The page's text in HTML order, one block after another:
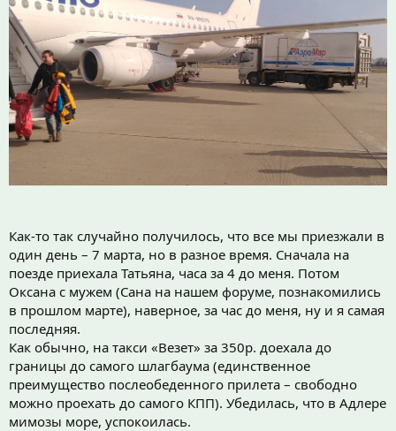
Как-то так случайно получилось, что все мы приезжали в
один день – 7 марта, но в разное время. Сначала на
поезде приехала Татьяна, часа за 4 до меня. Потом
Оксана с мужем (Сана на нашем форуме, познакомились
в прошлом марте), наверное, за час до меня, ну и я самая
последняя.
Как обычно, на такси «Везет» за 350р. доехала до
границы до самого шлагбаума (единственное
преимущество послеобеденного прилета – свободно
можно проехать до самого КПП). Убедилась, что в Адлере
мимозы море, успокоилась.